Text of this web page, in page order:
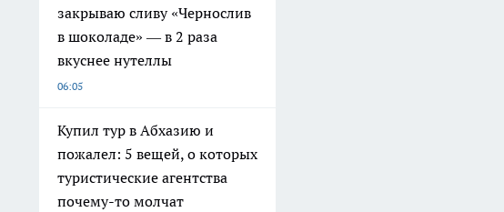
закрываю сливу «Чернослив
в шоколаде» — в 2 раза
вкуснее нутеллы
06:05
Купил тур в Абхазию и
пожалел: 5 вещей, о которых
туристические агентства
почему-то молчат